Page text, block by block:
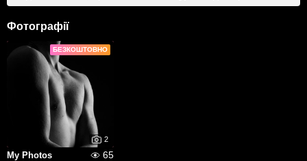
Фотографії
БЕЗКОШТОВНО
2
My Photos
65